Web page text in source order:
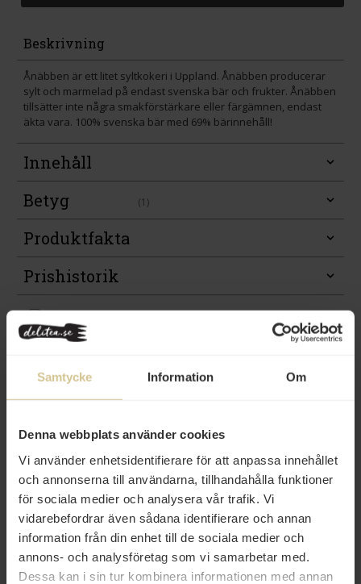
Samtycke Information Om
Denna webbplats använder cookies
Vi använder enhetsidentifierare för att anpassa innehållet
och annonserna till användarna, tillhandahålla funktioner
för sociala medier och analysera vår trafik. Vi
vidarebefordrar även sådana identifierare och annan
information från din enhet till de sociala medier och
annons- och analysföretag som vi samarbetar med.
Dessa kan i sin tur kombinera informationen med annan
Beskrivning
Ånäbben är ett litet syltkokeri i Uppland. Ånäbben producerar
sylt och marmelad på endast svenska bär och frukter. Ånäbben
tillsätter inte några smakförstärkare eller färgämnen, endast
äkta vara. 100% svenska bär med 69% bärinnehåll!
Innehåll
Betyg
(1)
Produktfakta
Prishistorik
Andra köper även
75 kr
Ånäbben Blåbärssylt 420g
94 kr
Ånäbben Hallonsylt 420g